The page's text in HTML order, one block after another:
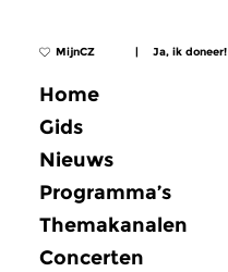
MijnCZ | Ja, ik doneer!
Home
Gids
Nieuws
Programma’s
Themakanalen
Concerten